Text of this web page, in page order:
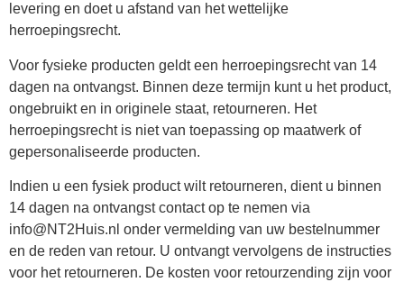
levering en doet u afstand van het wettelijke
herroepingsrecht.
Voor fysieke producten geldt een herroepingsrecht van 14
dagen na ontvangst. Binnen deze termijn kunt u het product,
ongebruikt en in originele staat, retourneren. Het
herroepingsrecht is niet van toepassing op maatwerk of
gepersonaliseerde producten.
Indien u een fysiek product wilt retourneren, dient u binnen
14 dagen na ontvangst contact op te nemen via
info@NT2Huis.nl onder vermelding van uw bestelnummer
en de reden van retour. U ontvangt vervolgens de instructies
voor het retourneren. De kosten voor retourzending zijn voor